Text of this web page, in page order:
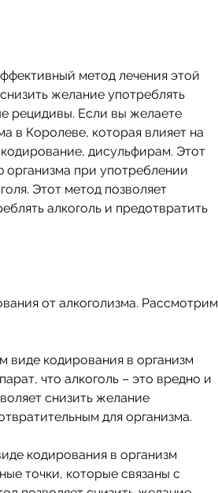
метод лечения этой
желание употреблять
рецидивы. Если вы желаете
в Королеве, которая влияет на
дисульфирам. Этот
организма при употреблении
Этот метод позволяет
алкоголь и предотвратить
от алкоголизма. Рассмотрим
виде кодирования в организм
что алкоголь – это вредно и
снизить желание
для организма.
кодирования в организм
точки, которые связаны с